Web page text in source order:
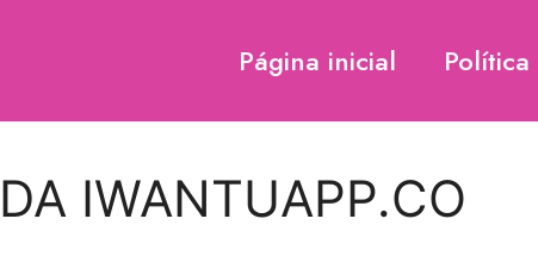
Página inicial
IWANTUAPP.CO